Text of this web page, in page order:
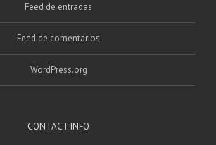
Feed de entradas
Feed de comentarios
WordPress.org
CONTACT INFO